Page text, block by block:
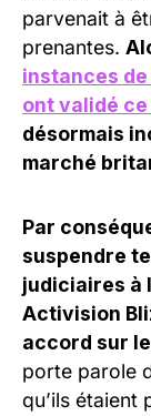
parvenait à
prenantes.
instances
ont validé
désormais
marché
Par
suspendre
judiciaires à
Activision
accord sur
porte parole
qu’ils étaient